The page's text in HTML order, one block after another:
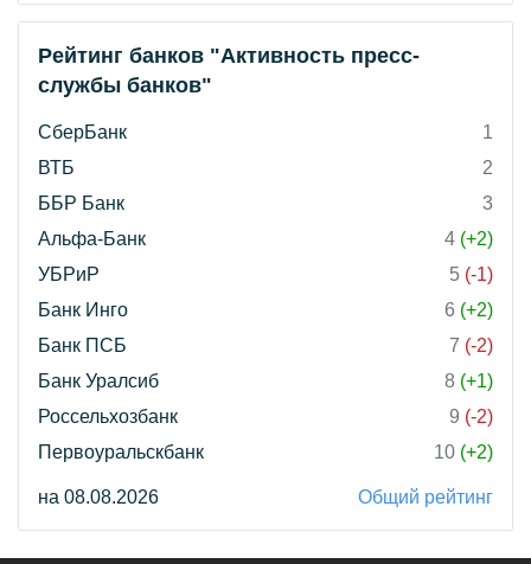
Рейтинг банков "Активность пресс-
службы банков"
СберБанк
1
ВТБ
2
ББР Банк
3
Альфа-Банк
4 (+2)
УБРиР
5 (-1)
Банк Инго
6 (+2)
Банк ПСБ
7 (-2)
Банк Уралсиб
8 (+1)
Россельхозбанк
9 (-2)
Первоуральскбанк
10 (+2)
на 08.08.2026 Общий рейтинг